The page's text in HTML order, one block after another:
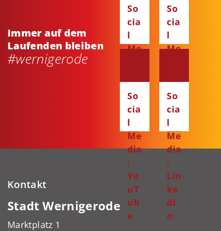
Immer auf dem
Laufenden bleiben
#wernigerode
So
cia
l
Me
ce
bo
ok
So
cia
l
Me
ta
gr
am
So
cia
l
Me
dia
:
Yo
uT
ub
e
So
cia
l
Me
dia
:
Lin
ke
dI
n
Kontakt
Stadt Wernigerode
Marktplatz 1